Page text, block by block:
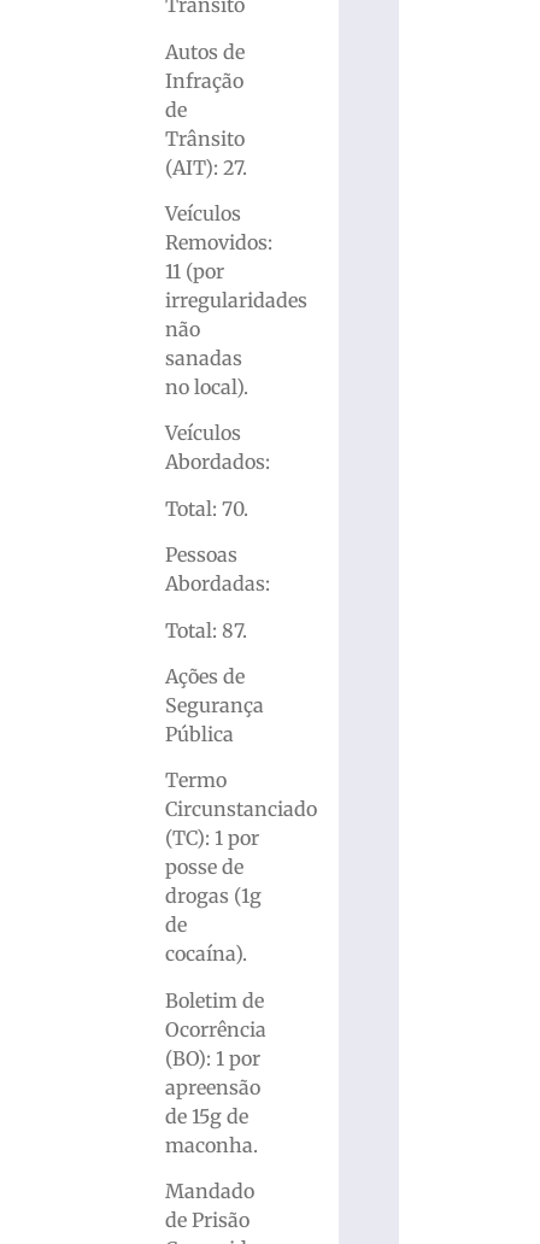
Trânsito
Autos de
Infração
de
Trânsito
(AIT): 27.
Veículos
Removidos:
11 (por
irregularidades
não
sanadas
no local).
Veículos
Abordados:
Total: 70.
Pessoas
Abordadas:
Total: 87.
Ações de
Segurança
Pública
Termo
Circunstanciado
(TC): 1 por
posse de
drogas (1g
de
cocaína).
Boletim de
Ocorrência
(BO): 1 por
apreensão
de 15g de
maconha.
Mandado
de Prisão